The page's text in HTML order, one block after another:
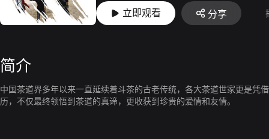
立即观看 分享
简介
中国茶道界多年以来一直延续着斗茶的古老传统，各大茶道世家更是凭
历，不仅最终领悟到茶道的真谛，更收获到珍贵的爱情和友情。